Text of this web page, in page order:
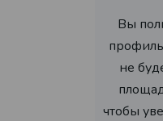
Вы
не
чтобы